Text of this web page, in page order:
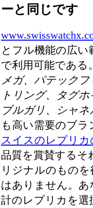
ーと同じです
とフル機能の広
で利用可能である
メガ、パテック
トリング、タグ
ブルガリ、シャ
も高い需要のブ
スイスのレプリ
品質を賞賛する
リジナルのもの
はありません。
計のレプリカを選